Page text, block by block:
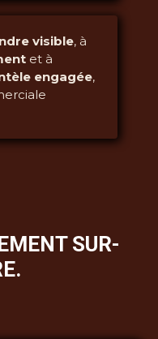
visible, à
et à
engagée,
SUR-